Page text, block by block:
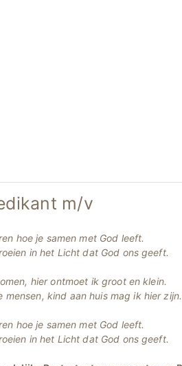
m/v
hoe je samen met God leeft.
in het Licht dat God ons geeft.
hier ontmoet ik groot en klein.
mensen, kind aan huis mag ik hier zijn.
hoe je samen met God leeft.
in het Licht dat God ons geeft.